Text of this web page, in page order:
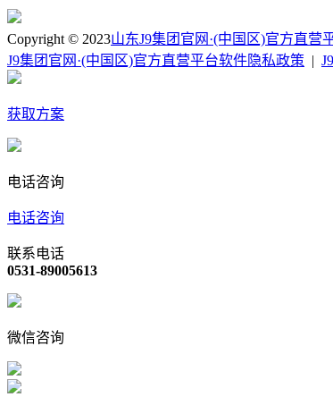
Copyright © 2023山东J9集团官网·(中国区)官方直营
J9集团官网·(中国区)官方直营平台软件隐私政策
获取方案
电话咨询
电话咨询
联系电话
0531-89005613
微信咨询